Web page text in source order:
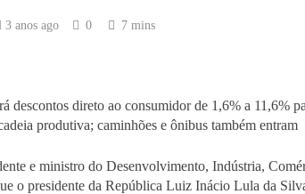
3 anos ago 0 7 mins
descontos direto ao consumidor de 1,6% a 11,6%
produtiva; caminhões e ônibus também entram
e ministro do Desenvolvimento, Indústria,
o presidente da República Luiz Inácio Lula da